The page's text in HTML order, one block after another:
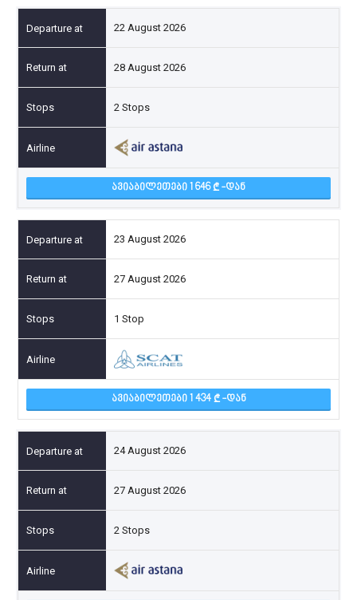
22 August 2026
28 August 2026
2 Stops
ᲐᲕᲘᲐᲑᲘᲚᲔᲗᲔᲑᲘ 1 646 -ᲓᲐᲜ
23 August 2026
27 August 2026
1 Stop
ᲐᲕᲘᲐᲑᲘᲚᲔᲗᲔᲑᲘ 1 434 -ᲓᲐᲜ
24 August 2026
27 August 2026
2 Stops